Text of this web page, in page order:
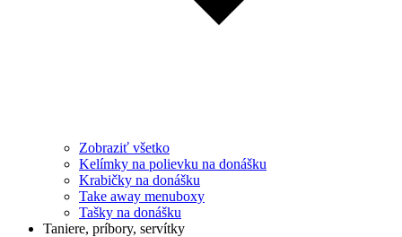
Zobraziť všetko
Kelímky na polievku na donášku
Krabičky na donášku
Take away menuboxy
Tašky na donášku
Taniere, príbory, servítky